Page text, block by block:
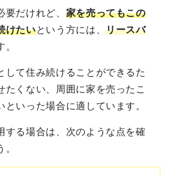
だけれど、 家を売ってもこの
けたいという方には、リースバ
して住み続けることができるた
たくない、周囲に家を売ったこ
といった場合に適しています。
する場合は、次のような点を確